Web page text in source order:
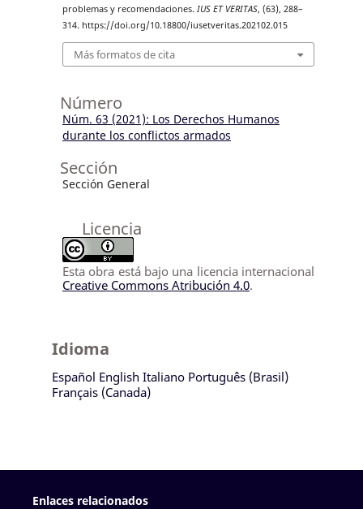
problemas y recomendaciones. IUS ET VERITAS, (63), 288–
314. https://doi.org/10.18800/iusetveritas.202102.015
Más formatos de cita
Número
Núm. 63 (2021): Los Derechos Humanos
durante los conflictos armados
Sección
Sección General
Licencia
Esta obra está bajo una licencia internacional
Creative Commons Atribución 4.0.
Idioma
Español English Italiano Português (Brasil)
Français (Canada)
Enlaces relacionados